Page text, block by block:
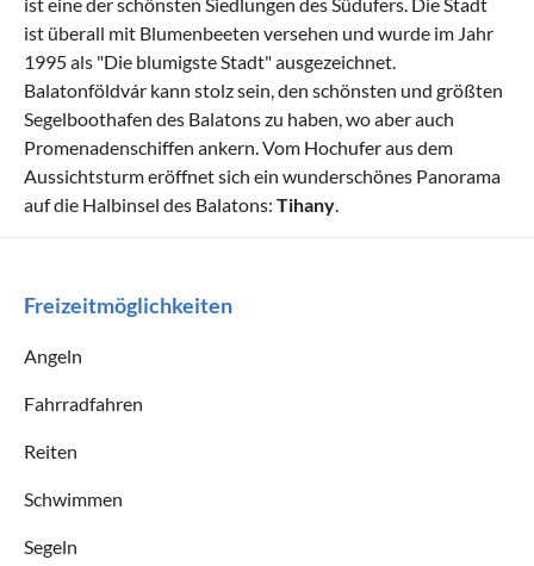
ist überall mit Blumenbeeten versehen und wurde im Jahr
1995 als "Die blumigste Stadt" ausgezeichnet.
Balatonföldvár kann stolz sein, den schönsten und größten
Segelboothafen des Balatons zu haben, wo aber auch
Promenadenschiffen ankern. Vom Hochufer aus dem
Aussichtsturm eröffnet sich ein wunderschönes Panorama
auf die Halbinsel des Balatons: Tihany
Freizeitmöglichkeiten
Angeln
Fahrradfahren
Reiten
Schwimmen
Segeln